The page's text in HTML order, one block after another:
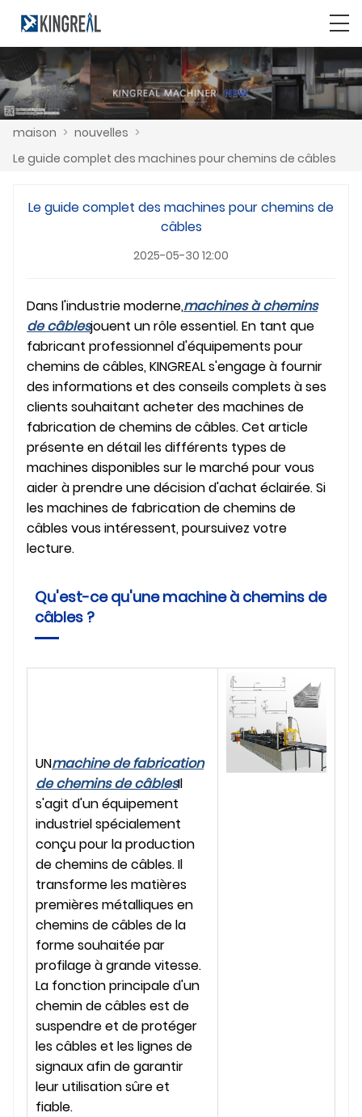
maison > nouvelles >
Le guide complet des machines pour chemins de câbles
Le guide complet des machines pour chemins de
câbles
2025-05-30 12:00
Dans l'industrie moderne,machines à chemins
de câblesjouent un rôle essentiel. En tant que
fabricant professionnel d'équipements pour
chemins de câbles, KINGREAL s'engage à fournir
des informations et des conseils complets à ses
clients souhaitant acheter des machines de
fabrication de chemins de câbles. Cet article
présente en détail les différents types de
machines disponibles sur le marché pour vous
aider à prendre une décision d'achat éclairée. Si
les machines de fabrication de chemins de
câbles vous intéressent, poursuivez votre
lecture.
Qu'est-ce qu'une machine à chemins de
câbles ?
UNmachine de fabrication
de chemins de câblesIl
s'agit d'un équipement
industriel spécialement
conçu pour la production
de chemins de câbles. Il
transforme les matières
premières métalliques en
chemins de câbles de la
forme souhaitée par
profilage à grande vitesse.
La fonction principale d'un
chemin de câbles est de
suspendre et de protéger
les câbles et les lignes de
signaux afin de garantir
leur utilisation sûre et
fiable.